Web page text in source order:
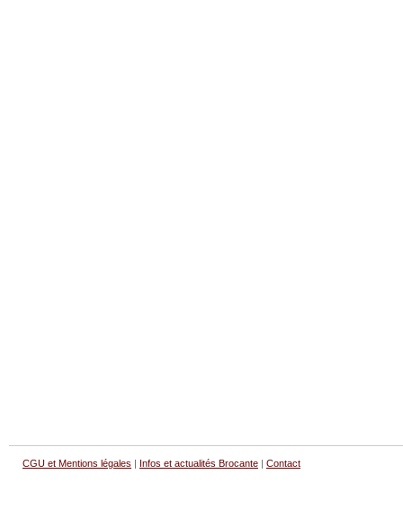
CGU et Mentions légales | Infos et actualités Brocante | Contact